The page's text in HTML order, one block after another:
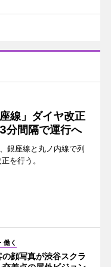
線」ダイヤ改正
間隔で運行へ
銀座線と丸ノ内線で列
を行う。
働く
の顔写真が渋谷スクラ